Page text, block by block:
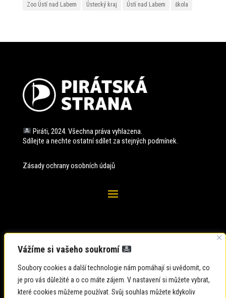
Vážíme si vašeho soukromí
Soubory cookies a další technologie nám pomáhají si uvědomit, co
je pro vás důležité a o co máte zájem. V nastavení si můžete vybrat,
které cookies můžeme používat. Svůj souhlas můžete kdykoliv
Zoo Ústí nad Labem
Ústecký kraj Ústí nad Labem škola
Piráti, 2024. Všechna práva vyhlazena.
Sdílejte a nechte ostatní sdílet za stejných podmínek.
Zásady ochrany osobních údajů